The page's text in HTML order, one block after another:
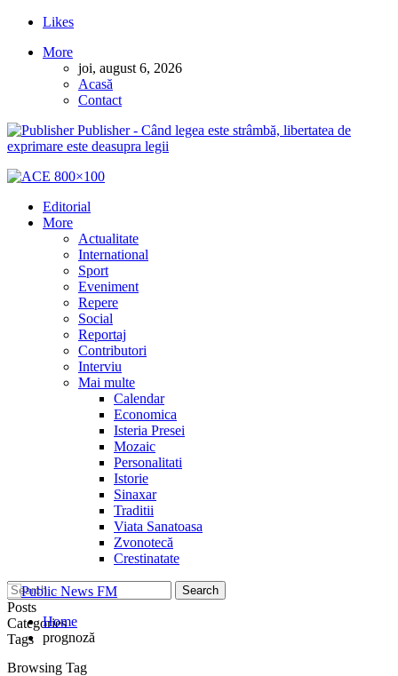
Likes
More
joi, august 6, 2026
Acasă
Contact
Publisher - Când legea este strâmbă, libertatea de
exprimare este deasupra legii
Editorial
More
Actualitate
International
Sport
Eveniment
Repere
Social
Reportaj
Contributori
Interviu
Mai multe
Calendar
Economica
Isteria Presei
Mozaic
Personalitati
Istorie
Sinaxar
Traditii
Viata Sanatoasa
Zvonotecă
Crestinatate
Posts
Categories
Tags
Home
prognoză
Browsing Tag